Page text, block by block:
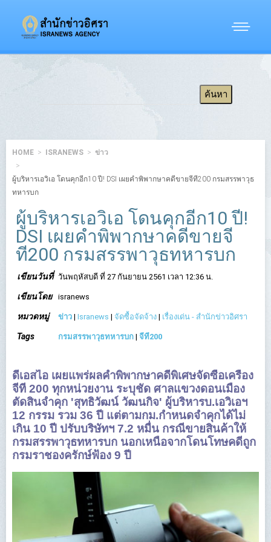
HOME ISRANEWS ข่าว
ผู้บริหารเอวิเอ โดนคุกอีก10 ปี! DSI เผยคำพิพากษาคดีขายจีที200 กรมสรรพาวุธ
ทหารบก
ผู้บริหารเอวิเอ โดนคุกอีก10 ปี!
DSI เผยคำพิพากษาคดีขายจี
ที200 กรมสรรพาวุธทหารบก
เขียนวันที่ วันพฤหัสบดี ที่ 27 กันยายน 2561 เวลา 12:36 น.
เขียนโดย isranews
หมวดหมู่ ข่าว | Isranews | จัดซื้อจัดจ้าง | เรื่องเด่น - สำนักข่าวอิศรา
Tags กรมสรรพาวุธทหารบก | จีที200
ดีเอสไอ เผยแพร่ผลคำพิพากษาคดีพิเศษจัดซื้อเครื่อง
จีที 200 ทุกหน่วยงาน ระบุชัด ศาลแขวงดอนเมือง
ตัดสินจำคุก 'สุทธิวัฒน์ วัฒนกิจ' ผู้บริหารบ.เอวิเอฯ
12 กรรม รวม 36 ปี แต่ตามกม.กำหนดจำคุกได้ไม่
เกิน 10 ปี ปรับบริษัทฯ 7.2 หมื่น กรณีขายสินค้าให้
กรมสรรพาวุธทหารบก นอกเหนือจากโดนโทษคดีถูก
กรมราชองครักษ์ฟ้อง 9 ปี